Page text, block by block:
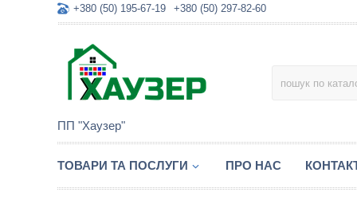
+380 (50) 195-67-19 +380 (50) 297-82-60
ПП "Хаузер"
ТОВАРИ ТА ПОСЛУГИ ПРО НАС